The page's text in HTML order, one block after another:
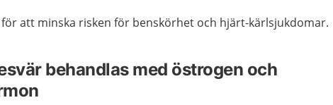
att minska risken för benskörhet och hjärt-kärlsjukdomar.
behandlas med östrogen och